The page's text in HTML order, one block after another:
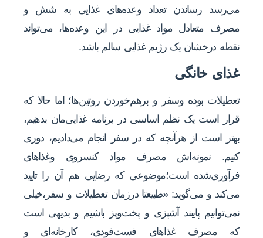
می‌رسد رساندن تعداد وعده‌های غذایی به شش و
مصرف متعادل مواد غذایی در این وعده‌ها، می‌تواند
نقطه درخشان یک رژیم غذایی سالم باشد.
غذای خانگی
تعطیلات بوده وسفر و برهم‌خوردن روتین‌ها؛ اما حالا که
قرار است یک نظم اساسی در برنامه غذایی‌مان بدهیم،
بهتر است از هرآنچه که در سفر انجام می‌دادیم، دوری
کنیم. نمونه‌اش مصرف مواد کنسروی وغذاهای
فرآوری‌شده است؛موضوعی که رضایی هم آن را تایید
می‌کند و می‌گوید: «طبیعتا درزمان تعطیلات و سفر،خیلی
نمی‌توانیم پایبند آشپزی و پخت‌وپز باشیم و بدیهی است
که مصرف غذاهای فست‌فودی، کارخانه‌ای و